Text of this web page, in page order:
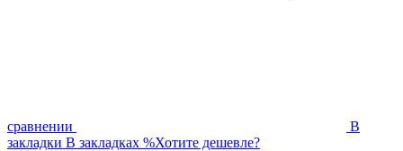
сравнении
В
закладки В закладках %Хотите дешевле?